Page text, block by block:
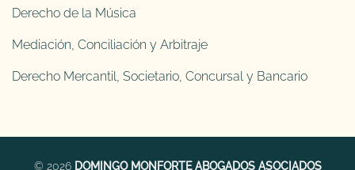
Derecho de la Música
Mediación, Conciliación y Arbitraje
Derecho Mercantil, Societario, Concursal y Bancario
© 2026 DOMINGO MONFORTE ABOGADOS ASOCIADOS